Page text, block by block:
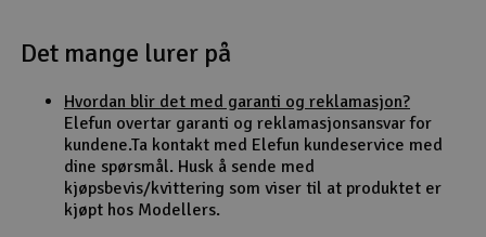
Outlet
Radioutstyr
Raketter
Smarthjem, lek & hobby
Det mange lurer på
Hvordan blir det med garanti og reklamasjon?
Elefun overtar garanti og reklamasjonsansvar for
kundene.Ta kontakt med Elefun kundeservice med
dine spørsmål. Husk å sende med
kjøpsbevis/kvittering som viser til at produktet er
kjøpt hos Modellers.